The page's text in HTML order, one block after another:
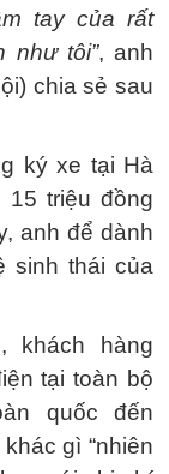
tay của rất
như tôi”, anh
chia sẻ sau
ký xe tại Hà
triệu đồng
anh để dành
sinh thái của
khách hàng
tại toàn bộ
quốc đến
gì “nhiên